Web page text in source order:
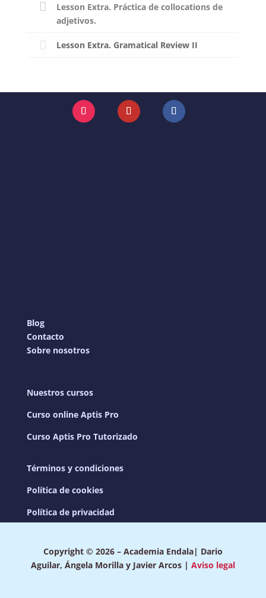
Lesson Extra. Práctica de collocations de
adjetivos.
Lesson Extra. Gramatical Review II
Instagram YouTube Facebook
Blog
Contacto
Sobre nosotros
Nuestros cursos
Curso online Aptis Pro
Curso Aptis Pro Tutorizado
Términos y condiciones
Política de cookies
Política de privacidad
Copyright © 2026 – Academia Endala| Dario
Aguilar, Ángela Morilla y Javier Arcos | Aviso legal